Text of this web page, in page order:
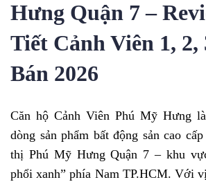
Hưng Quận 7 –
Tiết Cảnh Viên 1,
Bán 2026
Căn hộ Cảnh Viên Phú Mỹ Hưng
dòng sản phẩm bất động sản cao
thị Phú Mỹ Hưng Quận 7 – khu
phổi xanh” phía Nam TP.HCM. Với